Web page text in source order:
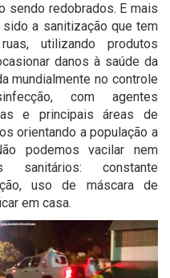
sendo redobrados. E mais
a sanitização que tem
utilizando produtos
danos à saúde da
mundialmente no controle
com agentes
e principais áreas de
orientando a população a
podemos vacilar nem
sanitários: constante
uso de máscara de
em casa.